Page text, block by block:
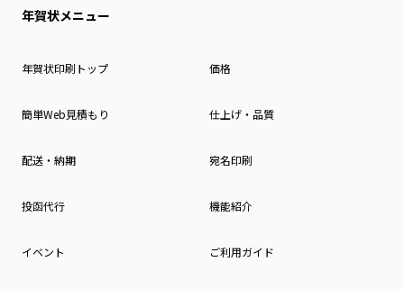
年賀状メニュー
年賀状印刷トップ 価格
簡単Web見積もり 仕上げ・品質
配送・納期 宛名印刷
投函代行 機能紹介
イベント ご利用ガイド